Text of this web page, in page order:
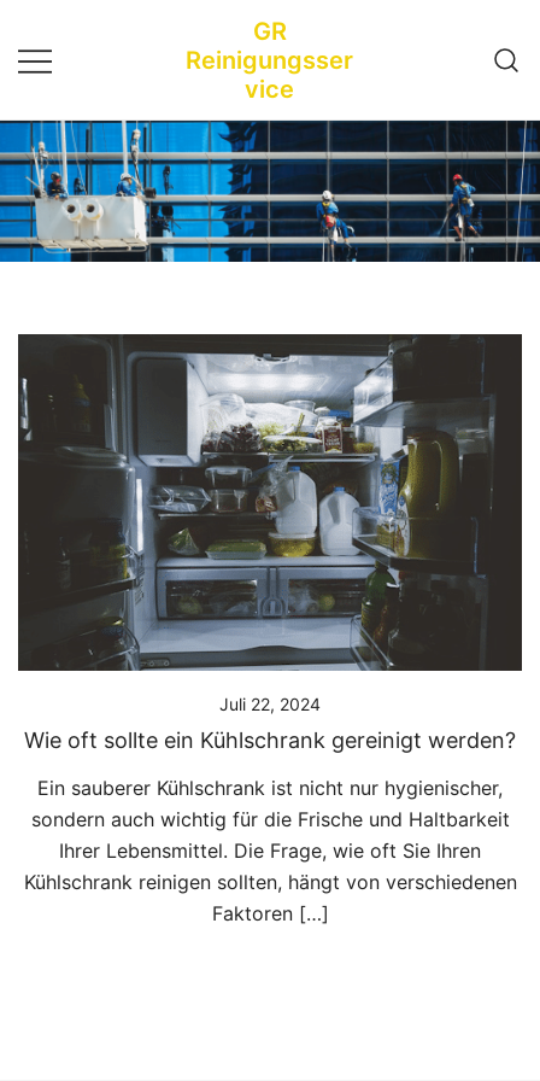
Inhalt
springen
GR
Reinigungsser
vice
Juli 22, 2024
Wie oft sollte ein Kühlschrank gereinigt werden?
Ein sauberer Kühlschrank ist nicht nur hygienischer,
sondern auch wichtig für die Frische und Haltbarkeit
Ihrer Lebensmittel. Die Frage, wie oft Sie Ihren
Kühlschrank reinigen sollten, hängt von verschiedenen
Faktoren […]